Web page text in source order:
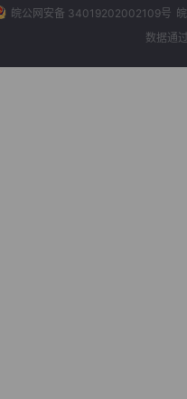
皖公网安备 34019202002109号
数据通